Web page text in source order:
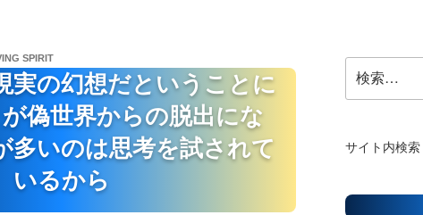
SPIRIT
実の幻想だということに
偽世界からの脱出にな
多いのは思考を試されて
いるから
索:
サイト内検索